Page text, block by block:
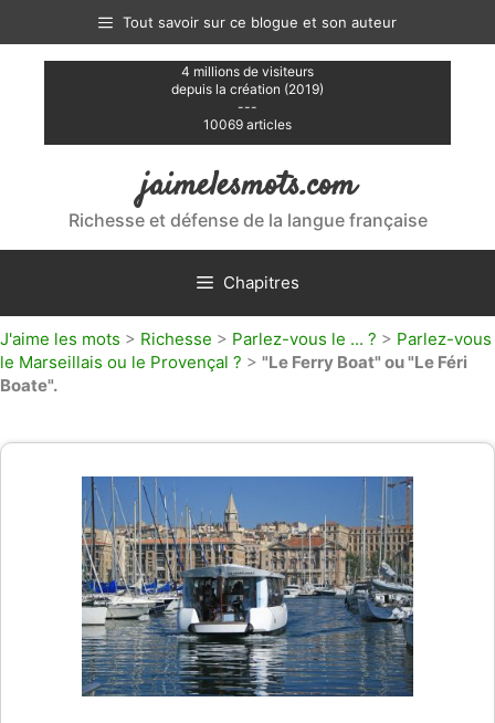
contenu
Tout savoir sur ce blogue et son auteur
4 millions de visiteurs
depuis la création (2019)
---
10069 articles
jaimelesmots.com
Richesse et défense de la langue française
Chapitres
J'aime les mots > Richesse > Parlez-vous le ... ? > Parlez-vous
le Marseillais ou le Provençal ? > "Le Ferry Boat" ou "Le Féri
Boate".